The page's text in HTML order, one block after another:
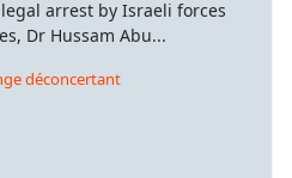
arrest by Israeli forces
Dr Hussam Abu...
déconcertant